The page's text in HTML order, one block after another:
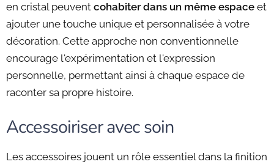
en cristal peuvent cohabiter dans un même espace et
ajouter une touche unique et personnalisée à votre
décoration. Cette approche non conventionnelle
encourage l'expérimentation et l'expression
personnelle, permettant ainsi à chaque espace de
raconter sa propre histoire.
Accessoiriser avec soin
Les accessoires jouent un rôle essentiel dans la finition